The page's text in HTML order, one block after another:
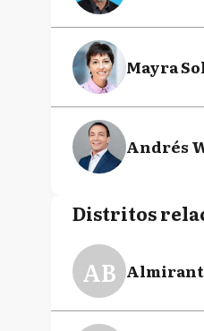
Mayra
Andrés
Distritos
AB